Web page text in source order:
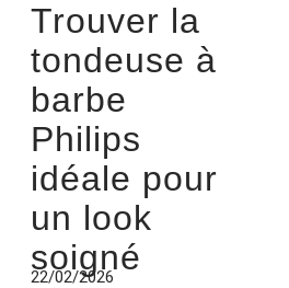
Trouver la
tondeuse à
barbe
Philips
idéale pour
un look
soigné
22/02/2026